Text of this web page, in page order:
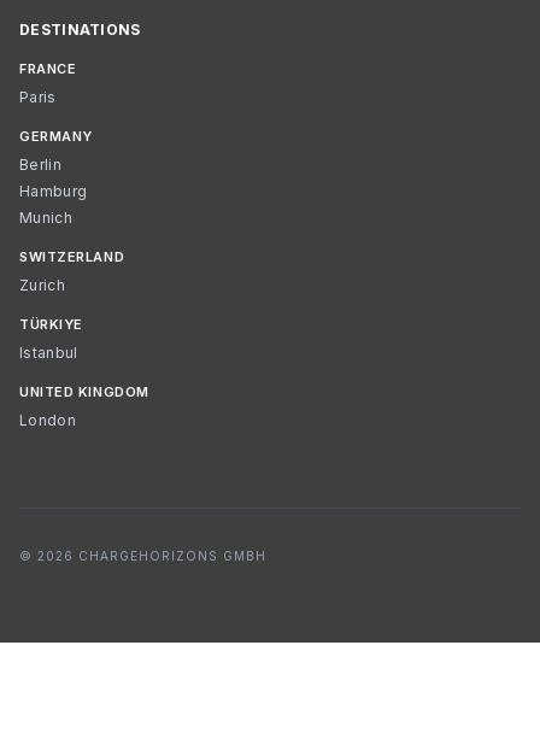
DESTINATIONS
FRANCE
Paris
GERMANY
Berlin
Hamburg
Munich
SWITZERLAND
Zurich
TÜRKIYE
Istanbul
UNITED KINGDOM
London
© 2026 CHARGEHORIZONS GMBH